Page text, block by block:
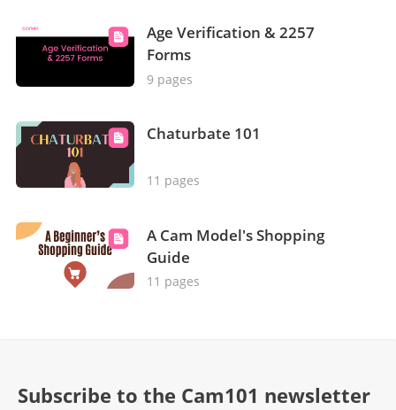
Age Verification & 2257
Forms
9 pages
Chaturbate 101
11 pages
A Cam Model's Shopping
Guide
11 pages
Subscribe to the Cam101 newsletter